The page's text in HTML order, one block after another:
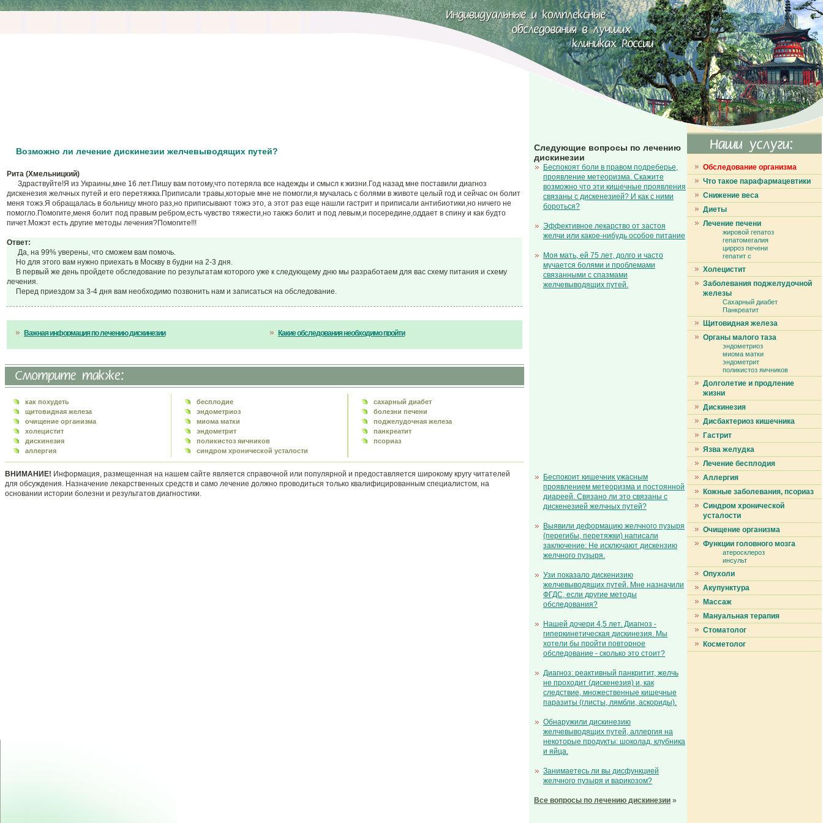
Возможно ли лечение дискинезии желчевыводящих путей?
Рита (Хмельницкий)
Здраствуйте!Я из Украины,мне 16 лет.Пишу вам потому,что потеряла все надежды и смысл к жизни.Год назад мне поставили диагноз
дискенезия желчных путей и его перетяжка.Приписали травы,которые мне не помогли,я мучалась с болями в животе целый год и сейчас он болит
меня тожэ.Я обращалась в больницу много раз,но приписывают тожэ это, а этот раз еще нашли гастрит и приписали антибиотики,но ничего не
помогло.Помогите,меня болит под правым ребром,есть чувство тяжести,но такжэ болит и под левым,и посередине,оддает в спину и как будто
пичет.Можэт есть другие методы лечения?Помогите!!!
Ответ:
Да, на 99% уверены, что сможем вам помочь.
Но для этого вам нужно приехать в Москву в будни на 2-3 дня.
В первый же день пройдете обследование по результатам которого уже к следующему дню мы разработаем для вас схему питания и схему
лечения.
Перед приездом за 3-4 дня вам необходимо позвонить нам и записаться на обследование.
Важная информация по лечению дискинезии Какие обследования необходимо пройти
как похудеть
щитовидная железа
очищение организма
холецистит
дискинезия
аллергия
бесплодие
эндометриоз
миома матки
эндометрит
поликистоз яичников
синдром хронической усталости
сахарный диабет
болезни печени
поджелудочная железа
панкреатит
псориаз
ВНИМАНИЕ! Информация, размещенная на нашем сайте является справочной или популярной и предоставляется широкому кругу читателей
для обсуждения. Назначение лекарственных средств и само лечение должно проводиться только квалифицированным специалистом, на
основании истории болезни и результатов диагностики.
Следующие вопросы по лечению
дискинезии
Беспокоят боли в правом подреберье,
проявление метеоризма. Скажите
возможно что эти кишечные проявления
связаны с дискенезией? И как с ними
бороться?
Эффективное лекарство от застоя
желчи или какое-нибудь особое питание
Моя мать, ей 75 лет, долго и часто
мучается болями и проблемами
связанными с спазмами
желчевыводящих путей.
Беспокоит кишечник ужасным
проявлением метеоризма и постоянной
диареей. Связано ли это связаны с
дискенезией желчных путей?
Выявили деформацию желчного пузыря
(перегибы, перетяжки) написали
заключение: Не исключают дискензию
желчного пузыря.
Узи показало дискенизию
желчевыводящих путей. Мне назначили
ФГДС, если другие методы
обследования?
Нашей дочери 4,5 лет. Диагноз -
гиперкинетическая дискинезия. Мы
хотели бы пройти повторное
обследование - сколько это стоит?
Диагноз: реактивный панкритит, желчь
не проходит (дискенезия) и, как
следствие, множественные кишечные
паразиты (глисты, лямбли, аскориды).
Обнаружили дискинезию
желчевыводящих путей, аллергия на
некоторые продукты: шоколад, клубника
и яйца.
Занимаетесь ли вы дисфункцией
желчного пузыря и варикозом?
Все вопросы по лечению дискинезии »
Обследование организма
Что такое парафармацевтики
Снижение веса
Диеты
Лечение печени
жировой гепатоз
гепатомегалия
цирроз печени
гепатит с
Холецистит
Заболевания поджелудочной
железы
Сахарный диабет
Панкреатит
Щитовидная железа
Органы малого таза
эндометриоз
миома матки
эндометрит
поликистоз яичников
Долголетие и продление
жизни
Дискинезия
Дисбактериоз кишечника
Гастрит
Язва желудка
Лечение бесплодия
Аллергия
Кожные заболевания, псориаз
Синдром хронической
усталости
Очищение организма
Функции головного мозга
атеросклероз
инсульт
Опухоли
Акупунктура
Массаж
Мануальная терапия
Стоматолог
Косметолог